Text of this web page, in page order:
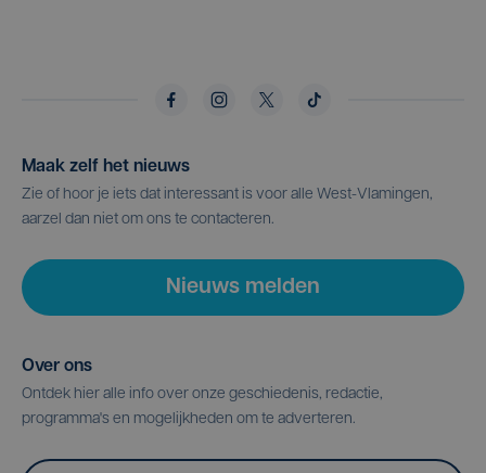
Maak zelf het nieuws
Zie of hoor je iets dat interessant is voor alle West-Vlamingen,
aarzel dan niet om ons te contacteren.
Nieuws melden
Over ons
Ontdek hier alle info over onze geschiedenis, redactie,
programma's en mogelijkheden om te adverteren.